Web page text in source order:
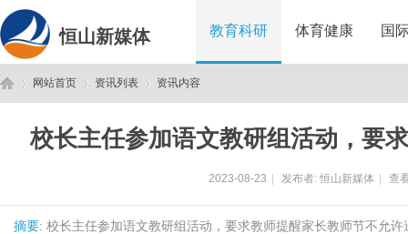
恒山新媒体 教育科研 体育健康 国
网站首页 资讯列表 资讯内容
校长主任参加语文教研组活动，要
2023-08-23 发布者: 恒山新媒体 查
摘要: 校长主任参加语文教研组活动，要求教师提醒家长教师节不允